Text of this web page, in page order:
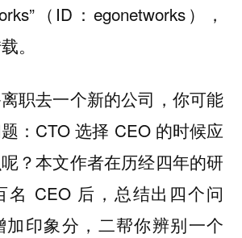
（ID：egonetworks），
。
职去一个新的公司，你可能
：CTO 选择 CEO 的时候应
？本文作者在历经四年的研
名 CEO 后，总结出四个问
加印象分，二帮你辨别一个